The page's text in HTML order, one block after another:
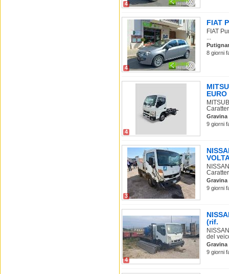
4
4
FIAT
FIAT
...
8 giorni
4
EURO
Gravina
9 giorni
3
Gravina
9 giorni
4
(rif.
del
Gravina
9 giorni